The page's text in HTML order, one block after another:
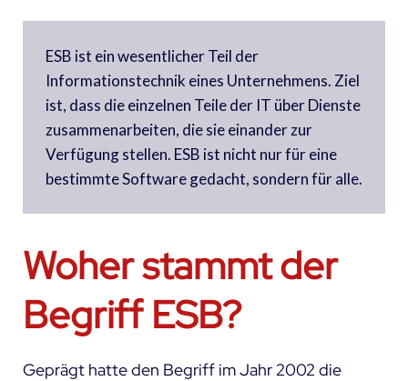
ESB ist ein wesentlicher Teil der
Informationstechnik eines Unternehmens. Ziel
ist, dass die einzelnen Teile der IT über Dienste
zusammenarbeiten, die sie einander zur
Verfügung stellen. ESB ist nicht nur für eine
bestimmte Software gedacht, sondern für alle.
Woher stammt der
Begriff ESB?
Geprägt hatte den Begriff im Jahr 2002 die